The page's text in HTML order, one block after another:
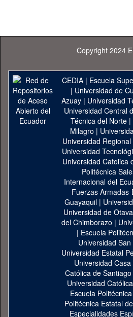
Copyright 2024
CEDIA| Escuela
| Universidad de
Azuay| Universidad
Universidad Central
Técnica del Norte |
Milagro |
Universidad
Universidad
Universidad Catolica
Politécnica
Internacional del
Fuerzas Armadas-
Guayaquil|
Universidad de
del Chimborazo |
| Escuela
Universidad
Universidad Estatal
Universidad
Católica de
Universidad
Escuela
Politécnica Estatal
Especialidades